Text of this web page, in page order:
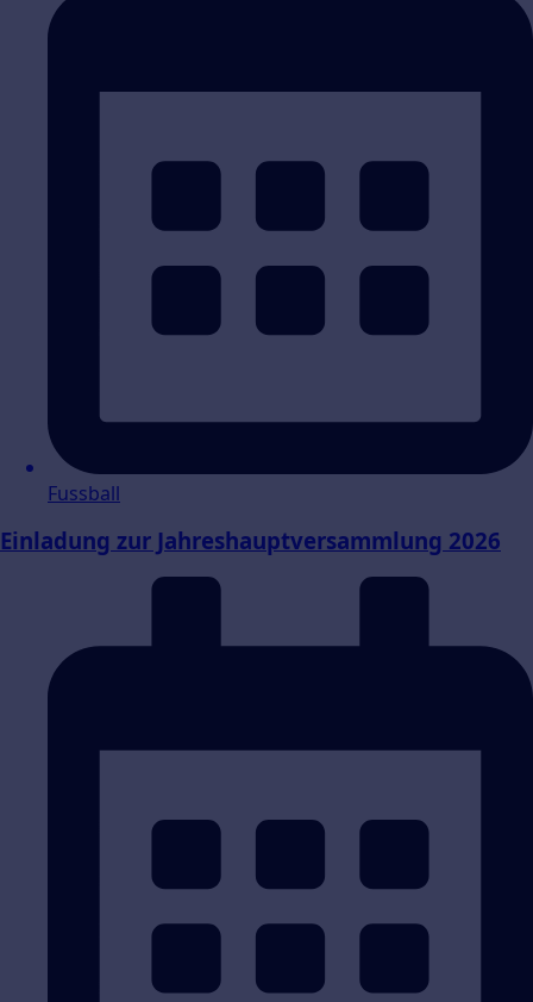
Fussball
Einladung zur Jahreshauptversammlung 2026